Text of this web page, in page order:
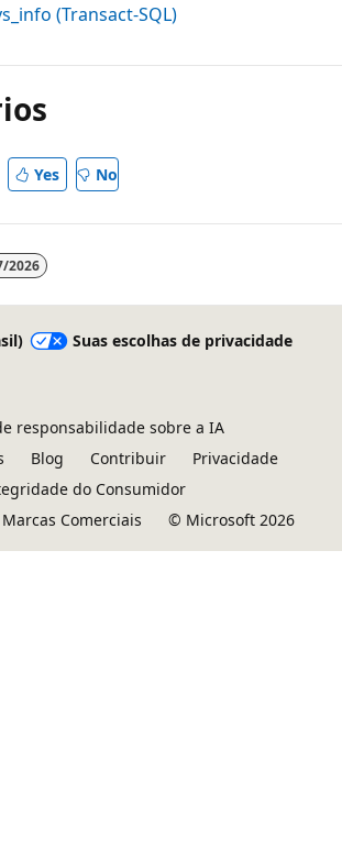
(Transact-SQL)
Yes No
2026
Suas escolhas de privacidade
responsabilidade sobre a IA
Blog Contribuir
Privacidade
do Consumidor
Marcas Comerciais © Microsoft 2026